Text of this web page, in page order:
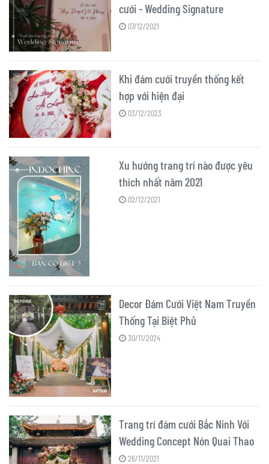
cưới - Wedding Signature
07/12/2021
Khi đám cưới truyền thống kết
hợp với hiện đại
03/12/2023
Xu hướng trang trí nào được yêu
thích nhất năm 2021
02/12/2021
Decor Đám Cưới Việt Nam Truyền
Thống Tại Biệt Phủ
30/11/2024
Trang trí đám cưới Bắc Ninh Với
Wedding Concept Nón Quai Thao
26/11/2021